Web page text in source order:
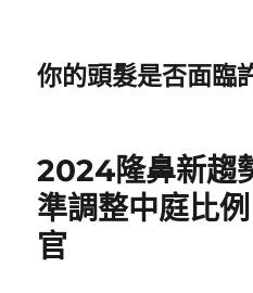
你的頭髮是否面臨
2024隆鼻新趨
準調整中庭比
官